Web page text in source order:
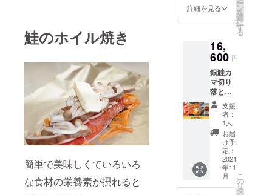
鮭のホイル焼き
簡単で美味しくていろいろ
な食材の栄養素が摂れると
山椒
300ｇを
セット
けしま
す。 ※
送料込
みのお
値段で
す。
詳細を見る ー
ン
を
選
択
す
る
16,
600 円
銀鮭カ
マ切り
落とし
3kg、銀
鮭切り
身 20
切、西
京漬け
1kg、鯖
の燻製6
枚入
り、ち
りめん
支援
者：
1人
お届
け予
定：
2021
年11
月
こ
の
リ
タ